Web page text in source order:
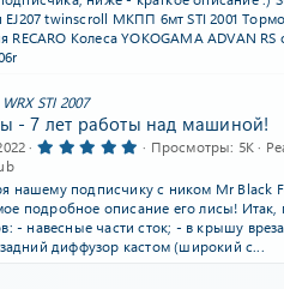
з
в
ё
twinscroll МКПП 6мт STI 2001
RECARO Колеса YOKOGAMA ADVAN
STI 2007
- 7 лет работы над машиной!
5
0
з
в
ё
з
Просмотры 5K
нашему подписчику с ником Mr Black
подробное описание его лисы! Итак,
- навесные части сток; - в крышу
задний диффузор кастом (широкий с...